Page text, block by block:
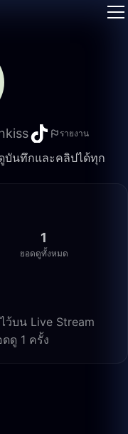
รายงาน
บันทึกและคลิปได้ทุก
1
ยอดดูทั้งหมด
บน Live Stream
ดู 1 ครั้ง